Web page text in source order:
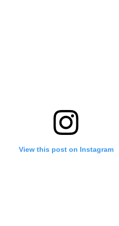
View this post on Instagram